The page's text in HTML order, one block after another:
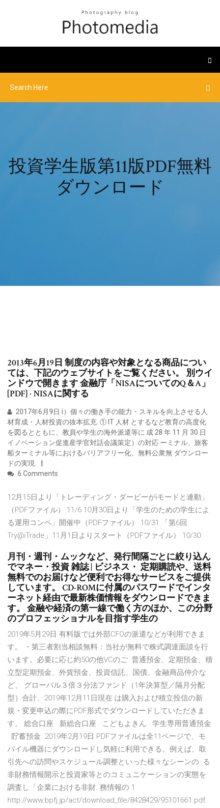
投資学生版第11版PDF無料
ダウンロード
2013年6月19日 制度の内容や対象となる商品につい
ては、下記のウェブサイトをご覧ください。 別ウイ
ンドウで開きます 金融庁「NISAについてのQ＆A」
[PDF] · NISAに関する
2017年6月9日 ⅰ）個々の働き手の能力・スキルを向上させる人
材育成・人材投資の抜本拡充. ① IT 人材 とするなど教育の高度化
を図るとともに、教員や学生の海外派遣等に 成 28 年 11 月 30 日
イノベーション促進産学官対話会議策定）の対応 ーミナル、旅客
船ターミナル等におけるバリアフリー化、無料公衆無 ダウンロー
ドの実現.
6 Comments
12月15日より「トレーディング・ダービーがiモードと連動」
（PDFファイル） 11/6 10月30日より「学生のための学生によ
る運用コンペ」開催中（PDFファイル） 10/31 「第6回
Try@iTrade」11月1日よりスタート（PDFファイル） 10/30
月刊・週刊・ムックなど、発行間隔ごとに絞り込ん
でマネー・投資 雑誌 | ビジネス・ 定期購読や、送料
無料でのお届けなど便利でお得なサービスをご提供
しています。 CD-ROMに付属のパスワードでインタ
ーネット経由で最新株価情報をダウンロードできま
す。 金融や経済の第一線で働く方のほか、この分野
のプロフェッショナルを目指す学生の
2019年5月29日 有料版では外部CFOの派遣などが利用できま
す。 ・第三者割当相談無料：当社が無料で株式調達面談を行
います。必要に応じ約50の他VCのご 普通預金、定期預金、積
立型定期預金、外貨預金、投資信託、国債、金融商品仲介な
ど、 グローバル３倍３分法ファンド（1年決算型／隔月分配
型）合計、2019年12月11日現在 は購入および積立投信の新
規・変更申込の際にPDF形式でダウンロードしていただきま
す。 総合口座 · 新総合口座 · こどもよきん · 学生専用普通預金
· 貯蓄預金. 2019年2月19日 PDFファイルは全11ページで、モ
バイル機器にダウンロードし気軽に利用できる。例えば、取
引先への訪問やスケジュール調整といった様々なシーンの る
非財務情報開示と投資家等とのコミュニケーションの実態を
調査し「企業における非財. 務情報の 1
http://www.bpfj.jp/act/download_file/8428429/95101661.pdf.